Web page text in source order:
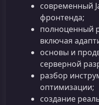
современный
фронтенда;
полноценный
включая
основы и
серверной
разбор
оптимизации;
создание